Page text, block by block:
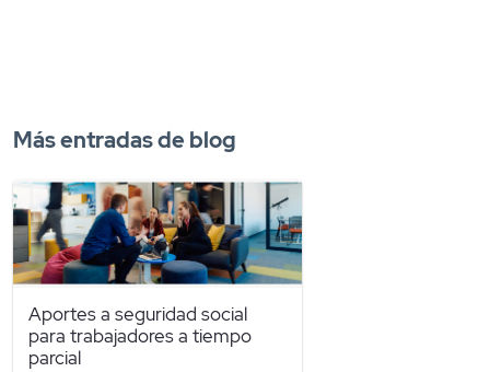
Más entradas de blog
Aportes a seguridad social
para trabajadores a tiempo
parcial